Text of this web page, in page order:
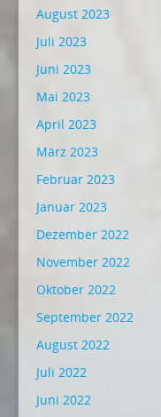
August 2023
Juli 2023
Juni 2023
Mai 2023
April 2023
März 2023
Februar 2023
Januar 2023
Dezember 2022
November 2022
Oktober 2022
September 2022
August 2022
Juli 2022
Juni 2022